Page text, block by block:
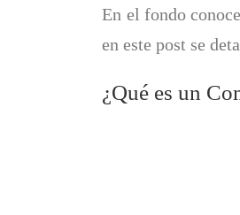
En el fondo
en este post se
¿Qué es un